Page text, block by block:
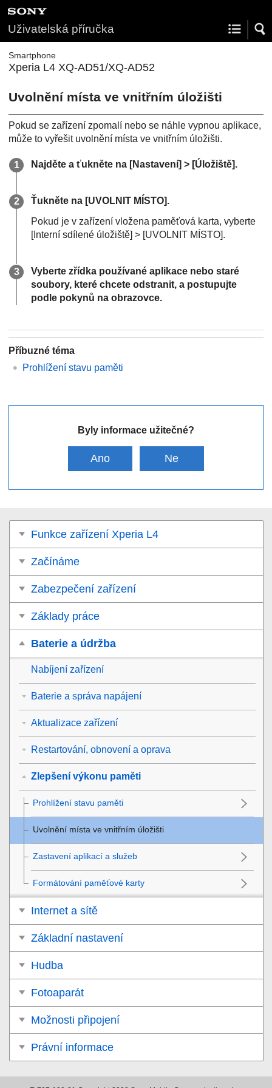
Uživatelská příručka
Smartphone
Xperia L4 XQ-AD51/XQ-AD52
Uvolnění místa ve vnitřním úložišti
Pokud se zařízení zpomalí nebo se náhle vypnou aplikace,
může to vyřešit uvolnění místa ve vnitřním úložišti.
Najděte a ťukněte na [Nastavení] > [Úložiště].
Ťukněte na [UVOLNIT MÍSTO].
Pokud je v zařízení vložena paměťová karta, vyberte
[Interní sdílené úložiště] > [UVOLNIT MÍSTO].
Vyberte zřídka používané aplikace nebo staré
soubory, které chcete odstranit, a postupujte
podle pokynů na obrazovce.
Příbuzné téma
Prohlížení stavu paměti
Byly informace užitečné?
Ano Ne
Funkce zařízení Xperia L4
Začínáme
Zabezpečení zařízení
Základy práce
Baterie a údržba
Nabíjení zařízení
Baterie a správa napájení
Aktualizace zařízení
Restartování, obnovení a oprava
Zlepšení výkonu paměti
Prohlížení stavu paměti
Uvolnění místa ve vnitřním úložišti
Zastavení aplikací a služeb
Formátování paměťové karty
Internet a sítě
Základní nastavení
Hudba
Fotoaparát
Možnosti připojení
Právní informace